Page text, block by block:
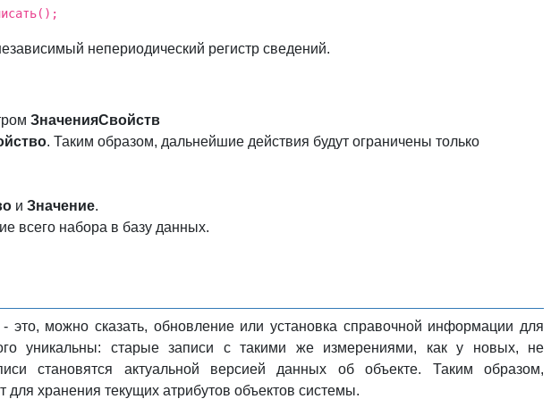
непериодический регистр сведений.
ЗначенияСвойств
. Таким образом, дальнейшие действия будут ограничены только
иЗначение.
всего набора в базу данных.
это, можно сказать, обновление или установка справочной информации для
уникальны: старые записи с такими же измерениями, как у новых, не
становятся актуальной версией данных об объекте. Таким образом,
хранения текущих атрибутов объектов системы.